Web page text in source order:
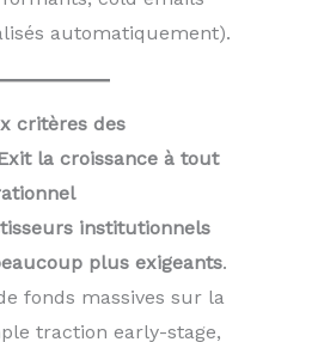
automatiquement).
critères des
la croissance à tout
institutionnels
plus exigeants.
fonds massives sur la
traction early-stage,